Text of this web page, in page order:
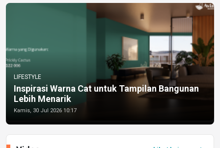
LIFESTYLE
Inspirasi Warna Cat untuk Tampilan Bangunan
Lebih Menarik
Kamis, 30 Jul 2026 10:17